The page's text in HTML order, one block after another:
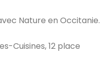
Nature en Occitanie.
Cuisines, 12 place